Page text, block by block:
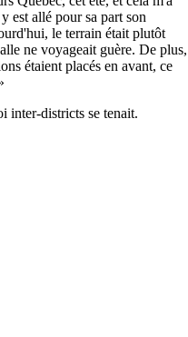
est allé pour sa part son
le terrain était plutôt
ne voyageait guère. De plus,
étaient placés en avant, ce
inter-districts se tenait.